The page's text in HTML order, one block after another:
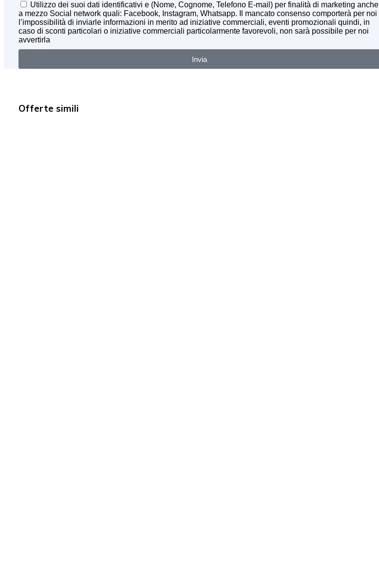
Utilizzo dei suoi dati identificativi e (Nome, Cognome, Telefono E-mail) per finalità di marketing anche
a mezzo Social network quali: Facebook, Instagram, Whatsapp. Il mancato consenso comporterà per noi
l’impossibilità di inviarle informazioni in merito ad iniziative commerciali, eventi promozionali quindi, in
caso di sconti particolari o iniziative commerciali particolarmente favorevoli, non sarà possibile per noi
avvertirla
Invia
Offerte simili